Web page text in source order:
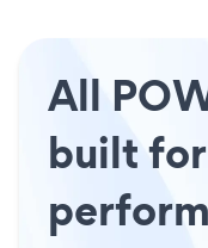
All
built